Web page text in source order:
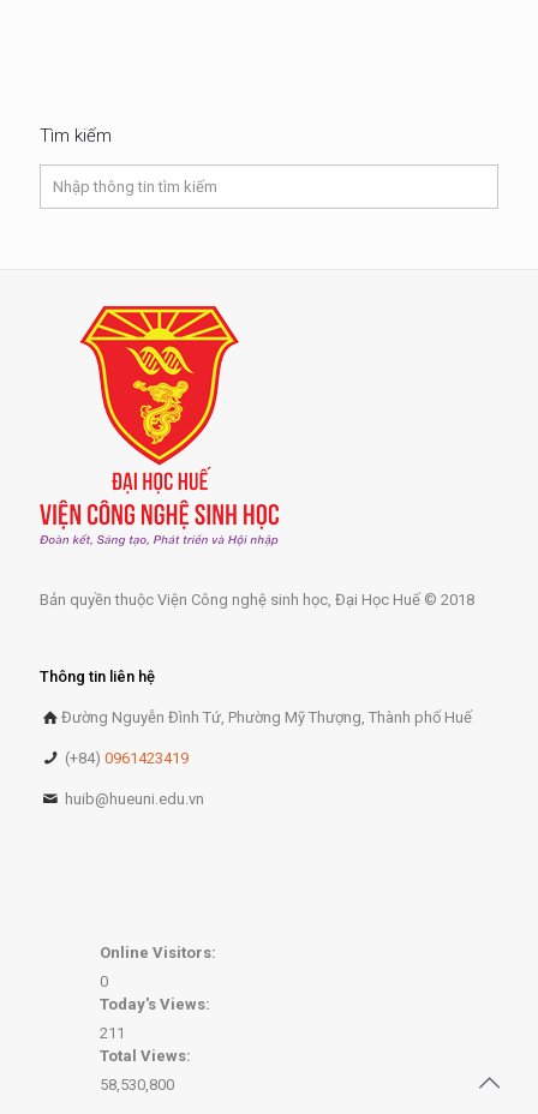
Tìm kiếm
Bản quyền thuộc Viện Công nghệ sinh học, Đại Học Huế © 2018
Thông tin liên hệ
Đường Nguyễn Đình Tứ, Phường Mỹ Thượng, Thành phố Huế
(+84)0961423419
huib@hueuni.edu.vn
Online Visitors:
0
Today's Views:
211
Total Views:
58,530,800